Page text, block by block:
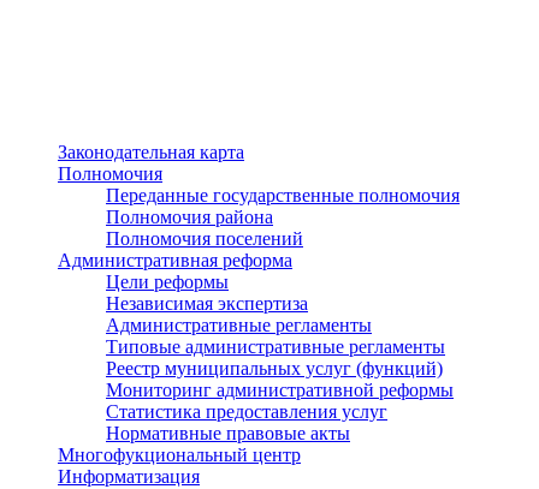
Законодательная карта
Полномочия
Переданные государственные полномочия
Полномочия района
Полномочия поселений
Административная реформа
Цели реформы
Независимая экспертиза
Административные регламенты
Типовые административные регламенты
Реестр муниципальных услуг (функций)
Мониторинг административной реформы
Статистика предоставления услуг
Нормативные правовые акты
Многофукциональный центр
Информатизация